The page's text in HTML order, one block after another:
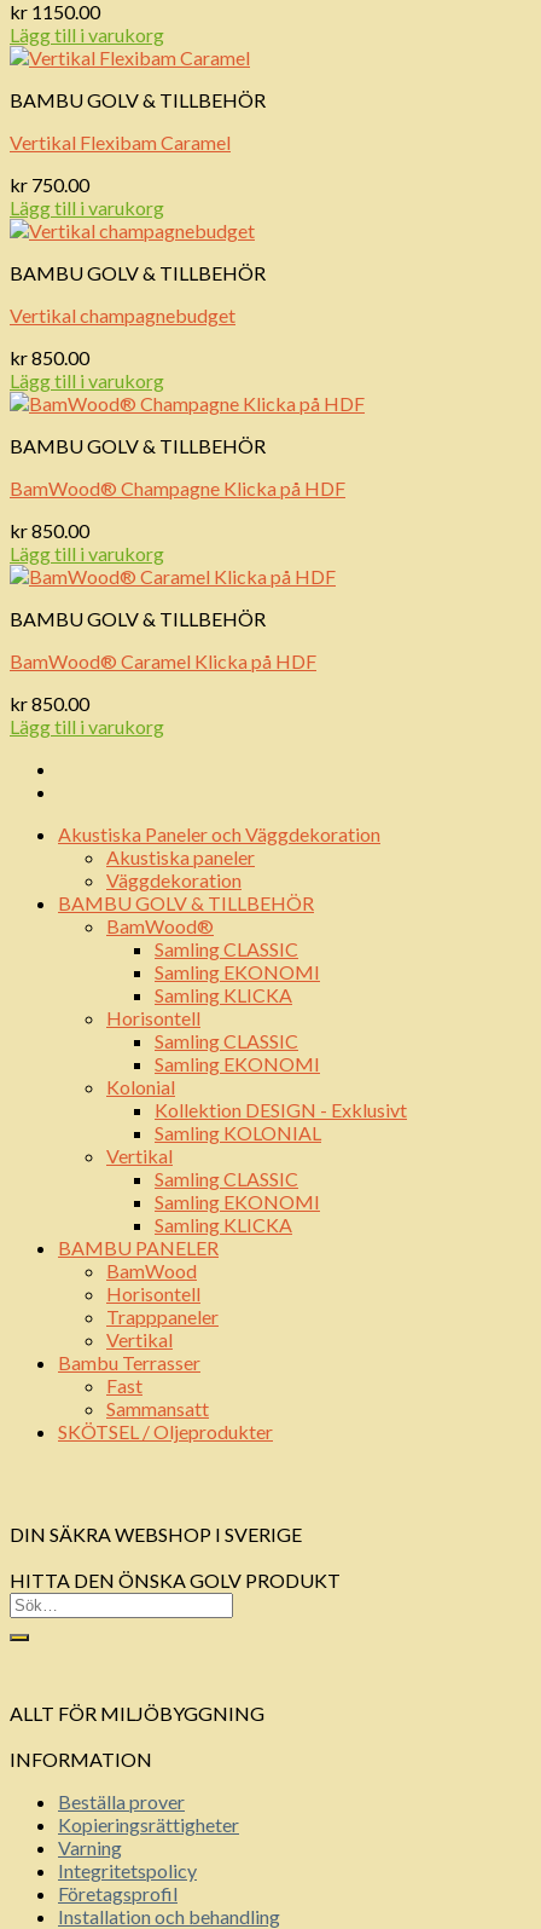
kr 1150.00
Lägg till i varukorg
BAMBU GOLV & TILLBEHÖR
Vertikal Flexibam Caramel
kr 750.00
Lägg till i varukorg
BAMBU GOLV & TILLBEHÖR
Vertikal champagnebudget
kr850.00
Lägg till i varukorg
BAMBU GOLV & TILLBEHÖR
BamWood® Champagne Klicka på HDF
kr850.00
Lägg till i varukorg
BAMBU GOLV & TILLBEHÖR
BamWood® Caramel Klicka på HDF
kr850.00
Lägg till i varukorg
Akustiska Paneler och Väggdekoration
Akustiska paneler
Väggdekoration
BAMBU GOLV & TILLBEHÖR
BamWood®
Samling CLASSIC
Samling EKONOMI
Samling KLICKA
Horisontell
Samling CLASSIC
Samling EKONOMI
Kolonial
Kollektion DESIGN - Exklusivt
Samling KOLONIAL
Vertikal
Samling CLASSIC
Samling EKONOMI
Samling KLICKA
BAMBU PANELER
BamWood
Horisontell
Trapppaneler
Vertikal
Bambu Terrasser
Fast
Sammansatt
SKÖTSEL / Oljeprodukter
DIN SÄKRA WEBSHOP I SVERIGE
HITTA DEN ÖNSKA GOLV PRODUKT
ALLT FÖR MILJÖBYGGNING
INFORMATION
Beställa prover
Kopieringsrättigheter
Varning
Integritetspolicy
Företagsprofil
Installation och behandling